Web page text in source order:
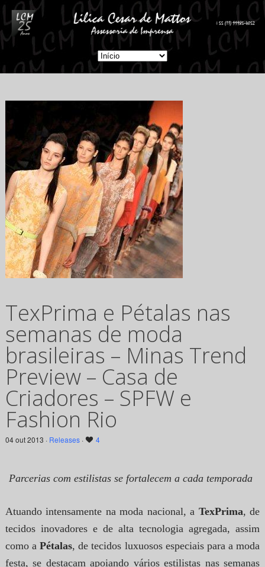
TexPrima e Pétalas nas
semanas de moda
brasileiras – Minas Trend
Preview – Casa de
Criadores – SPFW e
Fashion Rio
04 out 2013 · Releases· 4
Parcerias com estilistas se fortalecem a cada temporada
Atuando intensamente na moda nacional, a TexPrima, de
tecidos inovadores e de alta tecnologia agregada, assim
como aPétalas, de tecidos luxuosos especiais para a moda
festa, se destacam apoiando vários estilistas nas semanas